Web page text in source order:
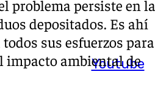
Youtube
problema persiste en la
depositados. Es ahí
sus esfuerzos para
impacto ambiental de